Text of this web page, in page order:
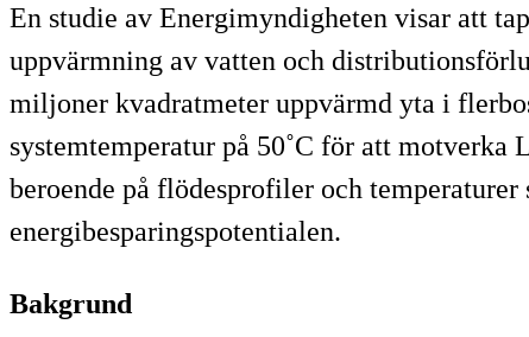
En studie av Energimyndigheten visar att
uppvärmning av vatten och
miljoner kvadratmeter uppvärmd yta i
systemtemperatur på 50˚C för att
beroende på flödesprofiler och
energibesparingspotentialen.
Bakgrund